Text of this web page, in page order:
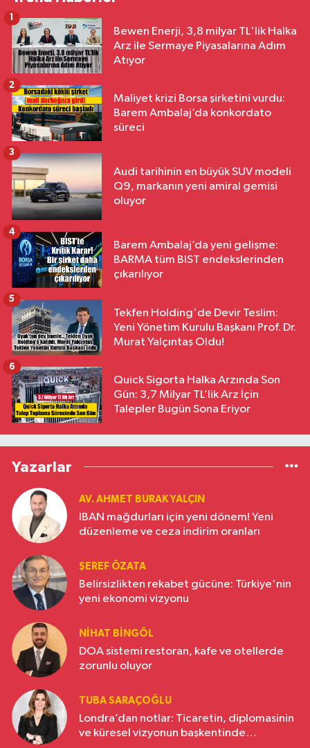
Bewen Enerji, 3,8 milyar TL'lik Halka
Arz ile Sermaye Piyasalarına Adım
Atıyor
1
Maliyet krizi Borsa şirketini vurdu:
Barem Ambalaj’da konkordato
süreci
2
Audi tarihinin en büyük SUV modeli
Q9, markanın yeni amiral gemisi
oluyor
3
Barem Ambalaj’da yeni gelişme:
BARMA tüm BIST endekslerinden
çıkarılıyor
4
Tekfen Holding'de Devir Teslim:
Yeni Yönetim Kurulu Başkanı Prof. Dr.
Murat Yalçıntaş Oldu!
5
Quick Sigorta Halka Arzında Son
Gün: 3,7 Milyar TL’lik Arz İçin
Talepler Bugün Sona Eriyor
6
Yazarlar
AV. AHMET BURAK YALÇIN
IBAN mağdurları için yeni dönem! Yeni
düzenleme ve ceza indirim oranları
ŞEREF ÖZATA
Belirsizlikten rekabet gücüne: Türkiye'nin
yeni ekonomi vizyonu
NIHAT BINGÖL
DOA sistemi restoran, kafe ve otellerde
zorunlu oluyor
TUBA SARAÇOĞLU
Londra’dan notlar: Ticaretin, diplomasinin
ve küresel vizyonun başkentinde